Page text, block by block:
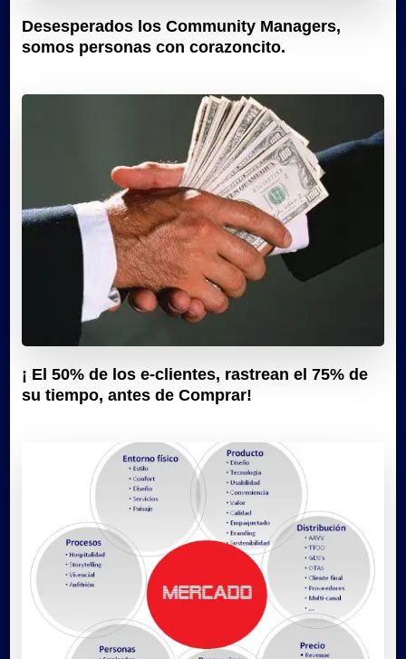
Desesperados los Community Managers,
somos personas con corazoncito.
¡ El 50% de los e-clientes, rastrean el 75% de
su tiempo, antes de Comprar!